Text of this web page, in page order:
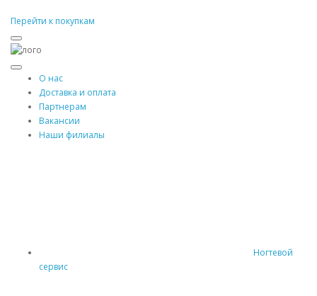
Перейти к покупкам
О нас
Доставка и оплата
Партнерам
Вакансии
Наши филиалы
Ногтевой
сервис